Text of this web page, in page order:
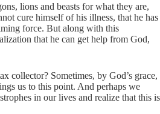
lions and beasts for what they are,
cure himself of his illness, that he has
force. But along with this
that he can get help from God,
collector? Sometimes, by God’s grace,
us to this point. And perhaps we
in our lives and realize that this is